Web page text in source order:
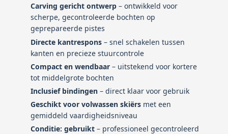
Carving gericht ontwerp – ontwikkeld voor
scherpe, gecontroleerde bochten op
geprepareerde pistes
Directe kantrespons – snel schakelen tussen
kanten en precieze stuurcontrole
Compact en wendbaar – uitstekend voor kortere
tot middelgrote bochten
Inclusief bindingen – direct klaar voor gebruik
Geschikt voor volwassen skiërs met een
gemiddeld vaardigheidsniveau
Conditie: gebruikt – professioneel gecontroleerd